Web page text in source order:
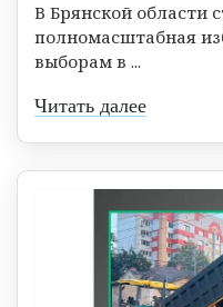
В Брянской области
полномасштабная
выборам в ...
Читать далее